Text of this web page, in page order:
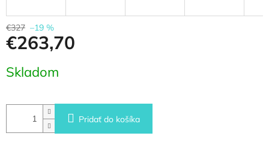
€327 –19 %
€263,70
cena:
Skladom
Pridať do košíka